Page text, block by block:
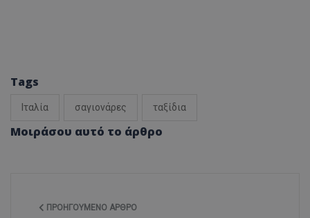
Tags
Ιταλία σαγιονάρες ταξίδια
Μοιράσου αυτό το άρθρο
ΠΡΟΗΓΟΎΜΕΝΟ ΆΡΘΡΟ